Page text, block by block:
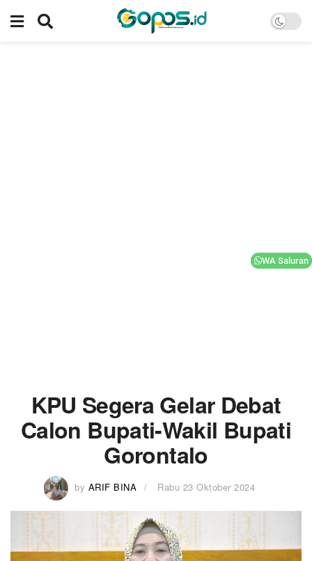
KPU Segera Gelar Debat
Calon Bupati-Wakil Bupati
Gorontalo
by ARIF BINA Rabu 23 Oktober 2024
WA Saluran